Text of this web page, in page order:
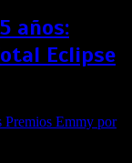
años:
Eclipse